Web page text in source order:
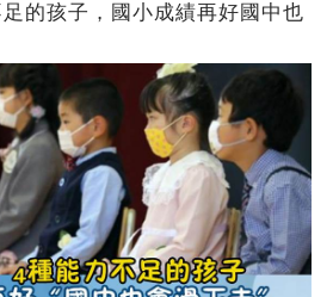
的孩子，國小成績再好國中也